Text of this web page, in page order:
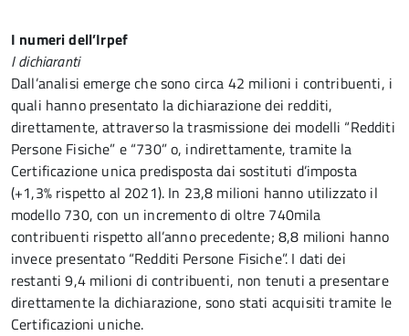
I numeri dell’Irpef
I dichiaranti
Dall’analisi emerge che sono circa 42 milioni i contribuenti, i
quali hanno presentato la dichiarazione dei redditi,
direttamente, attraverso la trasmissione dei modelli “Redditi
Persone Fisiche” e “730” o, indirettamente, tramite la
Certificazione unica predisposta dai sostituti d’imposta
(+1,3% rispetto al 2021). In 23,8 milioni hanno utilizzato il
modello 730, con un incremento di oltre 740mila
contribuenti rispetto all’anno precedente; 8,8 milioni hanno
invece presentato “Redditi Persone Fisiche”. I dati dei
restanti 9,4 milioni di contribuenti, non tenuti a presentare
direttamente la dichiarazione, sono stati acquisiti tramite le
Certificazioni uniche.